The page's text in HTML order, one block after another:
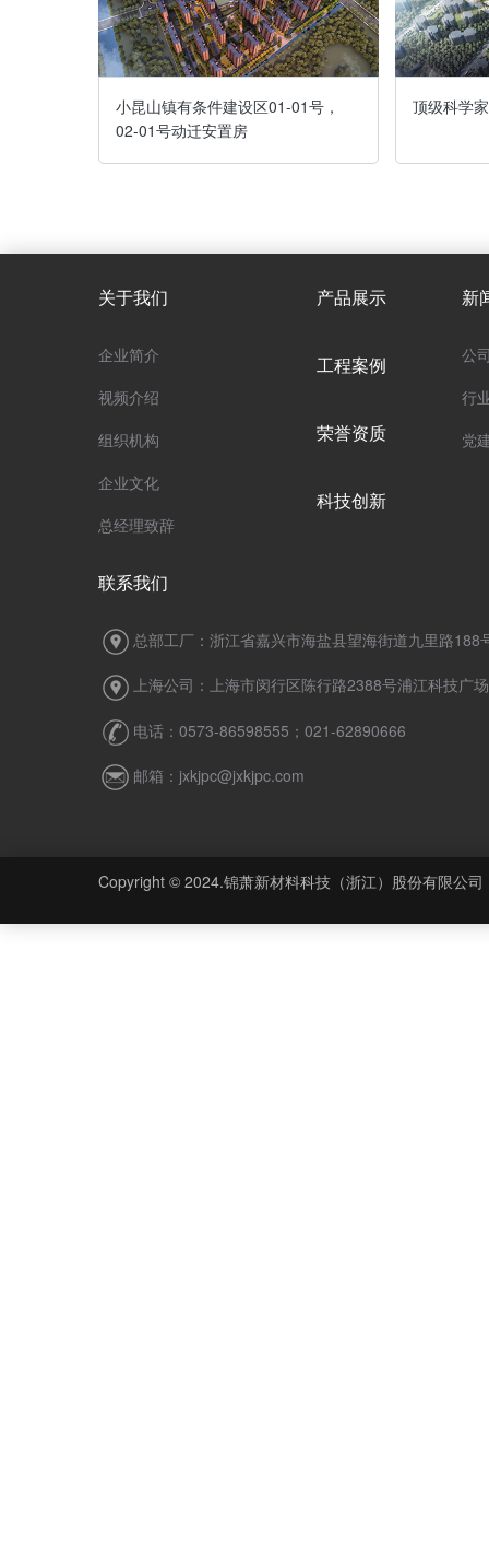
小昆山镇有条件建设区01-01号，
02-01号动迁安置房
顶级科学
关于我们
企业简介
视频介绍
组织机构
企业文化
总经理致辞
产品展示
工程案例
荣誉资质
科技创新
新
公
行
党
联系我们
总部工厂：浙江省嘉兴市海盐县望海街道九里路188
上海公司：上海市闵行区陈行路2388号浦江科技广
电话：0573-86598555；021-62890666
邮箱：jxkjpc@jxkjpc.com
Copyright © 2024.锦萧新材料科技（浙江）股份有限公